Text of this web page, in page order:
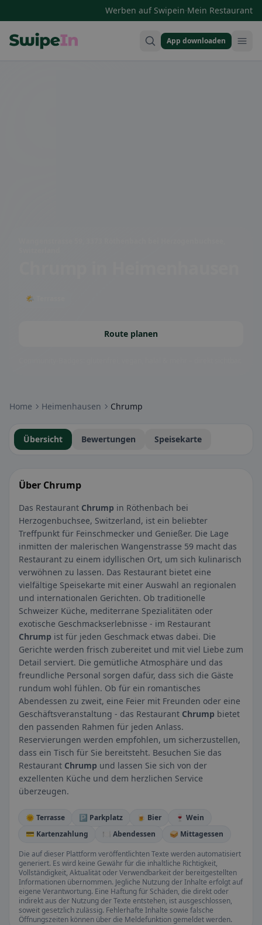
Werben auf Swipein·Mein Restaurant
App downloaden
🌤 Terrasse
Route planen
Home Heimenhausen Chrump
Übersicht Bewertungen Speisekarte
Über Chrump
Das Restaurant Chrump in Röthenbach bei
Herzogenbuchsee, Switzerland, ist ein beliebter
Treffpunkt für Feinschmecker und Genießer. Die Lage
inmitten der malerischen Wangenstrasse 59 macht das
Restaurant zu einem idyllischen Ort, um sich kulinarisch
verwöhnen zu lassen. Das Restaurant bietet eine
vielfältige Speisekarte mit einer Auswahl an regionalen
und internationalen Gerichten. Ob traditionelle
Schweizer Küche, mediterrane Spezialitäten oder
exotische Geschmackserlebnisse - im Restaurant
Chrump ist für jeden Geschmack etwas dabei. Die
Gerichte werden frisch zubereitet und mit viel Liebe zum
Detail serviert. Die gemütliche Atmosphäre und das
freundliche Personal sorgen dafür, dass sich die Gäste
rundum wohl fühlen. Ob für ein romantisches
Abendessen zu zweit, eine Feier mit Freunden oder eine
Geschäftsveranstaltung - das Restaurant Chrump bietet
den passenden Rahmen für jeden Anlass.
Reservierungen werden empfohlen, um sicherzustellen,
dass ein Tisch für Sie bereitsteht. Besuchen Sie das
Restaurant Chrump und lassen Sie sich von der
exzellenten Küche und dem herzlichen Service
überzeugen.
🌞 Terrasse 🅿️ Parkplatz 🍺 Bier
🍷 Wein
💳 Kartenzahlung
🍽️ Abendessen
🥪 Mittagessen
Die auf dieser Plattform veröffentlichten Texte werden automatisiert
generiert. Es wird keine Gewähr für die inhaltliche Richtigkeit,
Vollständigkeit, Aktualität oder Verwendbarkeit der bereitgestellten
Informationen übernommen. Jegliche Nutzung der Inhalte erfolgt auf
eigene Verantwortung. Eine Haftung für Schäden, die direkt oder
indirekt aus der Nutzung der Texte entstehen, ist ausgeschlossen,
soweit gesetzlich zulässig. Fehlerhafte Inhalte sowie falsche
Öffnungszeiten können über die Meldefunktion gemeldet werden.